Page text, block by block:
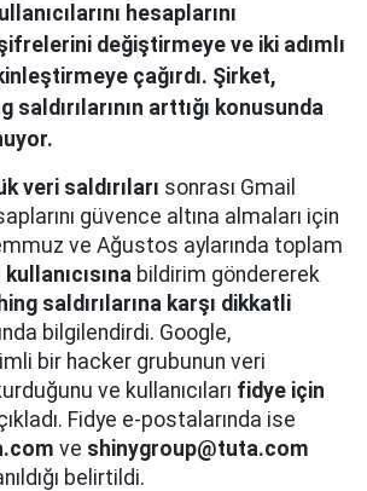
hesaplarını
değiştirmeye ve iki adımlı
çağırdı. Şirket,
saldırılarının arttığı konusunda
veri saldırıları sonrası Gmail
güvence altına almaları için
ve Ağustos aylarında toplam
bildirim göndererek
saldırılarına karşı dikkatli
bilgilendirdi. Google,
bir hacker grubunun veri
ve kullanıcıları fidye için
Fidye e-postalarında ise
ve shinygroup@tuta.com
belirtildi.